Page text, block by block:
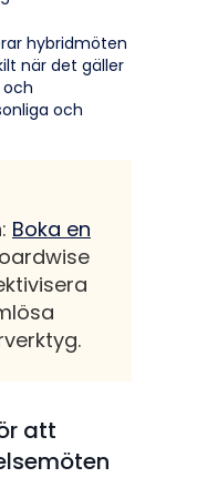
hybridmöten
när det gäller
och
Boka en
att